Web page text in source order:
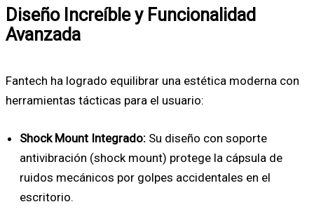
Diseño Increíble y Funcionalidad
Avanzada
Fantech ha logrado equilibrar una estética moderna con
herramientas tácticas para el usuario:
Shock Mount Integrado: Su diseño con soporte
antivibración (shock mount) protege la cápsula de
ruidos mecánicos por golpes accidentales en el
escritorio.